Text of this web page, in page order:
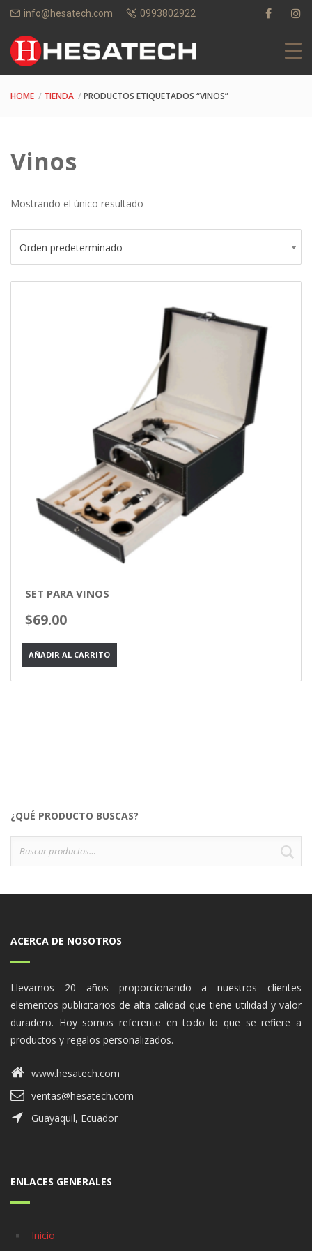
info@hesatech.com 0993802922
HOME TIENDA PRODUCTOS ETIQUETADOS “VINOS”
Vinos
Mostrando el único resultado
Orden predeterminado
SET PARA VINOS
$69.00
AÑADIR AL CARRITO
¿QUÉ PRODUCTO BUSCAS?
ACERCA DE NOSOTROS
Llevamos 20 años proporcionando a nuestros clientes
elementos publicitarios de alta calidad que tiene utilidad y valor
duradero. Hoy somos referente en todo lo que se refiere a
productos y regalos personalizados.
www.hesatech.com
ventas@hesatech.com
Guayaquil, Ecuador
ENLACES GENERALES
Inicio